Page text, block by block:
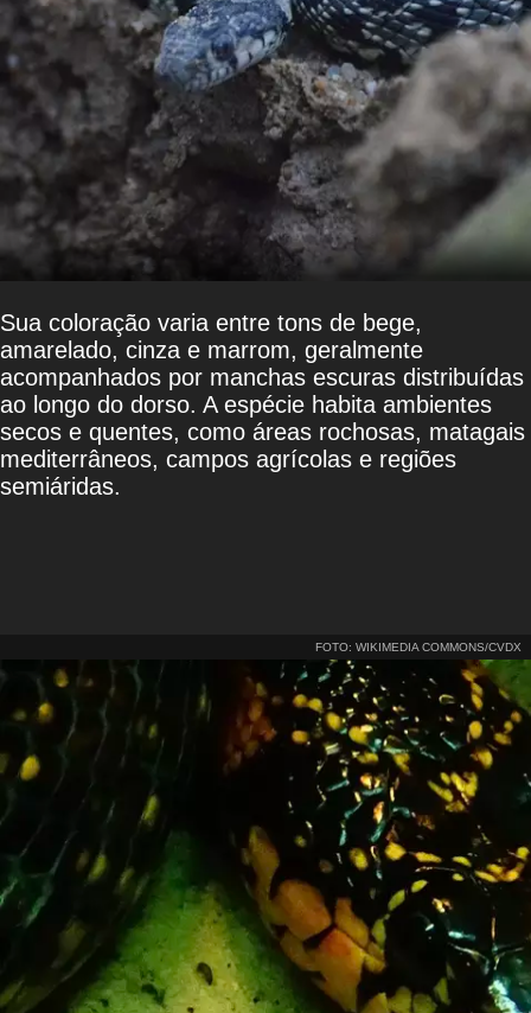
Sua coloração varia entre tons de bege,
amarelado, cinza e marrom, geralmente
acompanhados por manchas escuras distribuídas
ao longo do dorso. A espécie habita ambientes
secos e quentes, como áreas rochosas, matagais
mediterrâneos, campos agrícolas e regiões
semiáridas.
FOTO: WIKIMEDIA COMMONS/CVDX